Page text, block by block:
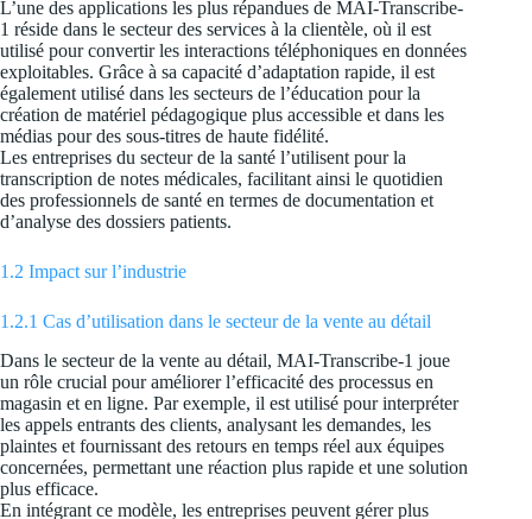
L’une des applications les plus répandues de MAI-Transcribe-
1 réside dans le secteur des services à la clientèle, où il est
utilisé pour convertir les interactions téléphoniques en données
exploitables. Grâce à sa capacité d’adaptation rapide, il est
également utilisé dans les secteurs de l’éducation pour la
création de matériel pédagogique plus accessible et dans les
médias pour des sous-titres de haute fidélité.
Les entreprises du secteur de la santé l’utilisent pour la
transcription de notes médicales, facilitant ainsi le quotidien
des professionnels de santé en termes de documentation et
d’analyse des dossiers patients.
1.2 Impact sur l’industrie
1.2.1 Cas d’utilisation dans le secteur de la vente au détail
Dans le secteur de la vente au détail, MAI-Transcribe-1 joue
un rôle crucial pour améliorer l’efficacité des processus en
magasin et en ligne. Par exemple, il est utilisé pour interpréter
les appels entrants des clients, analysant les demandes, les
plaintes et fournissant des retours en temps réel aux équipes
concernées, permettant une réaction plus rapide et une solution
plus efficace.
En intégrant ce modèle, les entreprises peuvent gérer plus